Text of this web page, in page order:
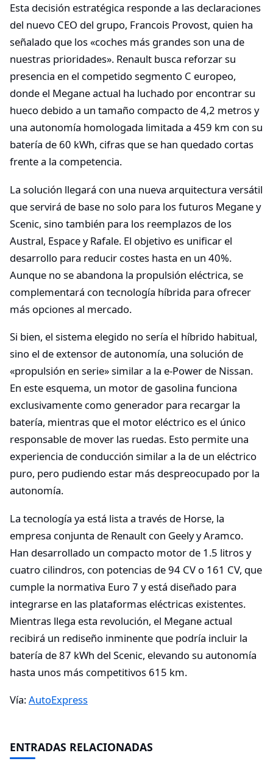
Esta decisión estratégica responde a las declaraciones
del nuevo CEO del grupo, Francois Provost, quien ha
señalado que los «coches más grandes son una de
nuestras prioridades». Renault busca reforzar su
presencia en el competido segmento C europeo,
donde el Megane actual ha luchado por encontrar su
hueco debido a un tamaño compacto de 4,2 metros y
una autonomía homologada limitada a 459 km con su
batería de 60 kWh, cifras que se han quedado cortas
frente a la competencia.
La solución llegará con una nueva arquitectura versátil
que servirá de base no solo para los futuros Megane y
Scenic, sino también para los reemplazos de los
Austral, Espace y Rafale. El objetivo es unificar el
desarrollo para reducir costes hasta en un 40%.
Aunque no se abandona la propulsión eléctrica, se
complementará con tecnología híbrida para ofrecer
más opciones al mercado.
Si bien, el sistema elegido no sería el híbrido habitual,
sino el de extensor de autonomía, una solución de
«propulsión en serie» similar a la e-Power de Nissan.
En este esquema, un motor de gasolina funciona
exclusivamente como generador para recargar la
batería, mientras que el motor eléctrico es el único
responsable de mover las ruedas. Esto permite una
experiencia de conducción similar a la de un eléctrico
puro, pero pudiendo estar más despreocupado por la
autonomía.
La tecnología ya está lista a través de Horse, la
empresa conjunta de Renault con Geely y Aramco.
Han desarrollado un compacto motor de 1.5 litros y
cuatro cilindros, con potencias de 94 CV o 161 CV, que
cumple la normativa Euro 7 y está diseñado para
integrarse en las plataformas eléctricas existentes.
Mientras llega esta revolución, el Megane actual
recibirá un rediseño inminente que podría incluir la
batería de 87 kWh del Scenic, elevando su autonomía
hasta unos más competitivos 615 km.
Vía:AutoExpress
ENTRADAS RELACIONADAS